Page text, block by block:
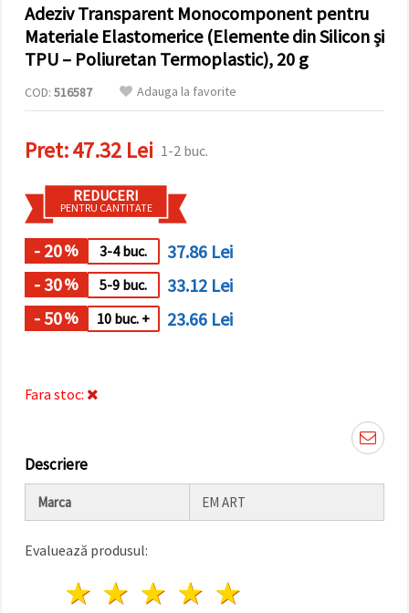
marketing.
Puteți fi de
acord să
utilizați
cookie -
toate!" Sau
să vă
preferințele
în setări
selectând
un tip de
cookie -uri
dat și
făcând clic
pe butonul
"Salvați"
Adeziv Transparent Monocomponent pentru
Materiale Elastomerice (Elemente din Silicon și
TPU – Poliuretan Termoplastic), 20 g
COD: 516587 Adauga la favorite
Pret:47.32 Lei 1-2 buc.
REDUCERI
PENTRU CANTITATE
- 20% 3-4 buc.
37.86 Lei
- 30% 5-9 buc.
33.12 Lei
- 50% 10 buc. + 23.66 Lei
Fara stoc:
Descriere
Marca EM ART
Evaluează produsul:
4 stele
3 stele
2 stele
1 stea